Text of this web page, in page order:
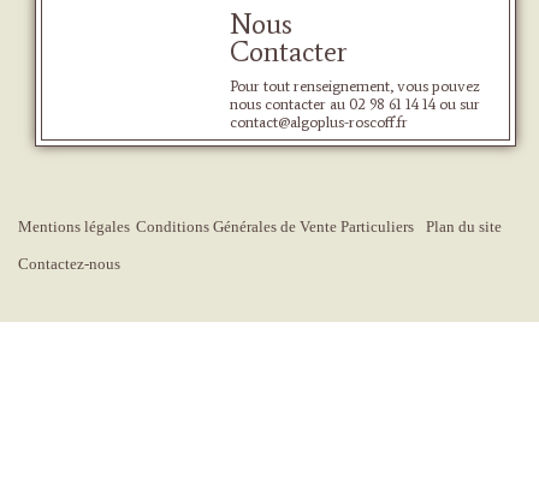
Nous
Contacter
Pour tout renseignement, vous pouvez
nous contacter au 02 98 61 14 14 ou sur
contact@algoplus-roscoff.fr
Mentions légales Conditions Générales de Vente Particuliers Plan du site
Contactez-nous